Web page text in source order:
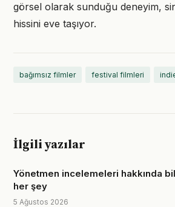
görsel olarak sunduğu deneyim,
hissini eve taşıyor.
bağımsız filmler festival filmleri
İlgili yazılar
Yönetmen incelemeleri hakkında
her şey
5 Ağustos 2026